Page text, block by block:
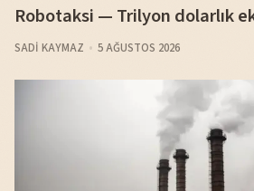
Robotaksi — Trilyon dolarlık
SADI KAYMAZ 5 AĞUSTOS 2026